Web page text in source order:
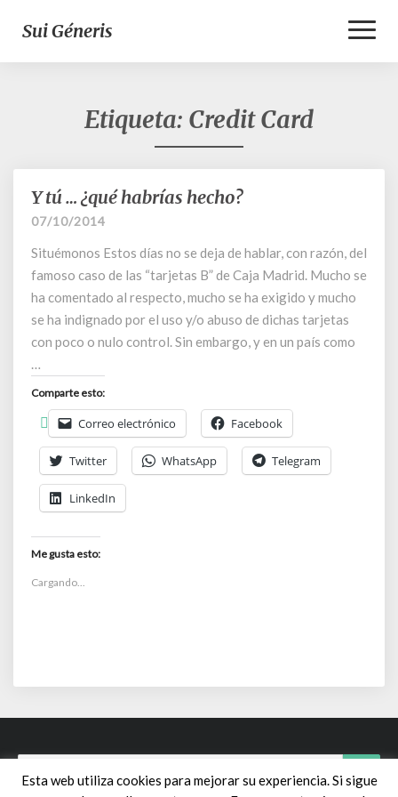
Sui Géneris
Etiqueta: Credit Card
Y
tú
¿qué
habrías
hecho?
Y tú … ¿qué habrías hecho?
07/10/2014
Situémonos Estos días no se deja de hablar, con razón, del
famoso caso de las “tarjetas B” de Caja Madrid. Mucho se
ha comentado al respecto, mucho se ha exigido y mucho
se ha indignado por el uso y/o abuso de dichas tarjetas
con poco o nulo control. Sin embargo, y en un país como
…
Comparte esto:
Correo electrónico Facebook
Twitter WhatsApp Telegram
LinkedIn
Me gusta esto:
Cargando...
Search
for:
Esta web utiliza cookies para mejorar su experiencia. Si sigue